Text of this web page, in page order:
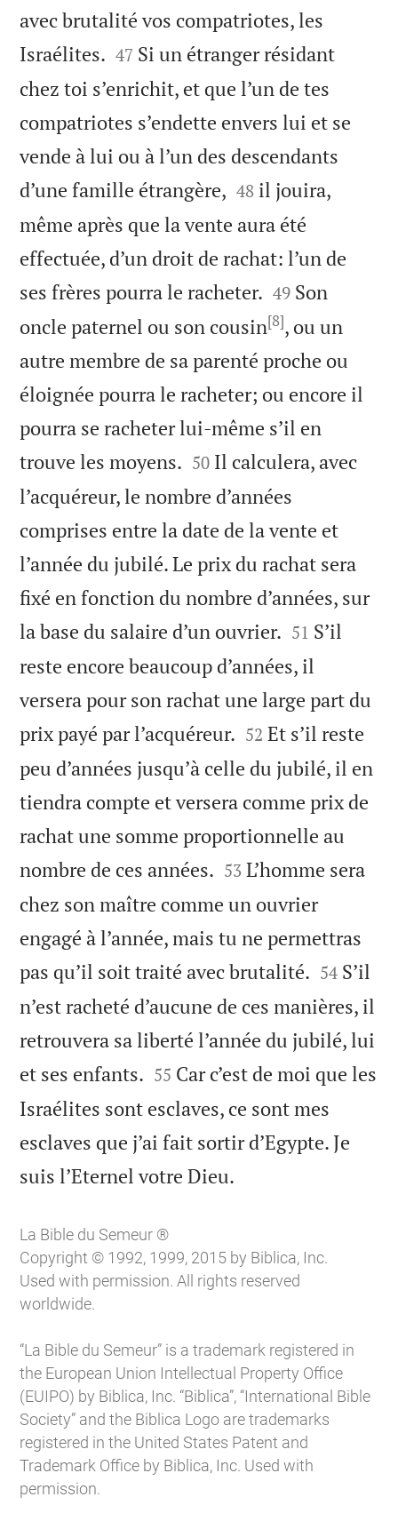
avec brutalité vos compatriotes, les
Israélites. 

47 Si un étranger résidant
chez toi s’enrichit, et que l’un de tes
compatriotes s’endette envers lui et se
vende à lui ou à l’un des descendants
d’une famille étrangère, 

48 il jouira,
même après que la vente aura été
effectuée, d’un droit de rachat: l’un de
ses frères pourra le racheter. 

49 Son
oncle paternel ou son cousin[8], ou un
autre membre de sa parenté proche ou
éloignée pourra le racheter; ou encore il
pourra se racheter lui-même s’il en
trouve les moyens. 

50 Il calculera, avec
l’acquéreur, le nombre d’années
comprises entre la date de la vente et
l’année du jubilé. Le prix du rachat sera
fixé en fonction du nombre d’années, sur
la base du salaire d’un ouvrier. 

51 S’il
reste encore beaucoup d’années, il
versera pour son rachat une large part du
prix payé par l’acquéreur. 

52 Et s’il reste
peu d’années jusqu’à celle du jubilé, il en
tiendra compte et versera comme prix de
rachat une somme proportionnelle au
nombre de ces années. 

53 L’homme sera
chez son maître comme un ouvrier
engagé à l’année, mais tu ne permettras
pas qu’il soit traité avec brutalité. 

54 S’il
n’est racheté d’aucune de ces manières, il
retrouvera sa liberté l’année du jubilé, lui
et ses enfants. 

55 Car c’est de moi que les
Israélites sont esclaves, ce sont mes
esclaves que j’ai fait sortir d’Egypte. Je
suis l’Eternel votre Dieu.
La Bible du Semeur ®
Copyright © 1992, 1999, 2015 by Biblica, Inc.
Used with permission. All rights reserved
worldwide.
“La Bible du Semeur” is a trademark registered in
the European Union Intellectual Property Office
(EUIPO) by Biblica, Inc. “Biblica”, “International Bible
Society” and the Biblica Logo are trademarks
registered in the United States Patent and
Trademark Office by Biblica, Inc. Used with
permission.